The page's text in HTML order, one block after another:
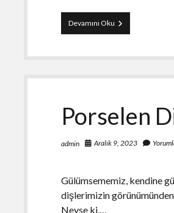
Devamını Oku Kazançlı
Çarkların
Sugar
Demo
Porselen
admin Aralık 9, 2023
Gülümsememiz, kendine
dişlerimizin
Neyse ki,…